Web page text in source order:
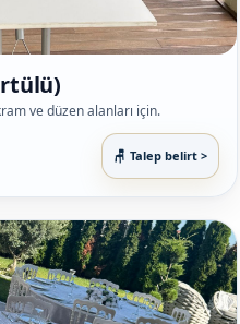
ve düzen alanları için.
Talep belirt >